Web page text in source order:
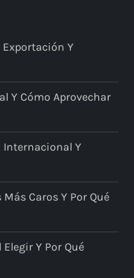
Exportación Y
Y Cómo Aprovechar
Internacional Y
Caros Y Por Qué
Y Por Qué